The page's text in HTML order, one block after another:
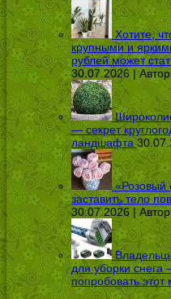
Хотите,
крупными и
рублей может
30.07.2026 |
— секрет
ландшафта
«Розовый
заставить тело
30.07.2026 |
для уборки снега
попробовать этот